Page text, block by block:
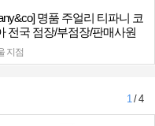
명품 주얼리 티파니 코
전국 점장/부점장/판매사원
지점
1/ 4